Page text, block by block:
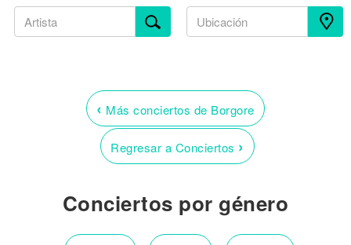
‹ Más conciertos de Borgore
Regresar a Conciertos ›
Conciertos por género